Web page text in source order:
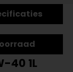
40 1L